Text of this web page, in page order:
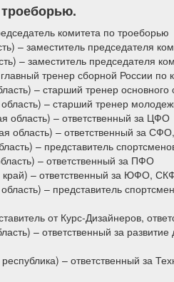
комитета по троеборью
– заместитель председателя
– заместитель председателя
тренер сборной России по
– старший тренер основного
– старший тренер
область) – ответственный за ЦФО
область) – ответственный за
– представитель
– ответственный за ПФО
край) – ответственный за ЮФО,
– представитель
от Курс-Дизайнеров,
– ответственный за развитие
– ответственный за